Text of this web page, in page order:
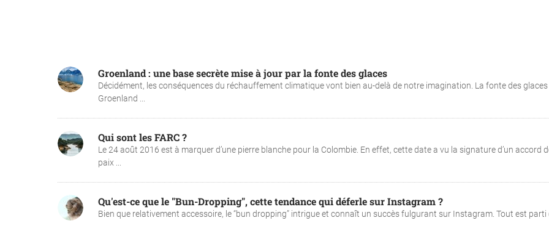
Groenland : une base secrète mise à jour par la fonte des glaces
Décidément, les conséquences du réchauffement climatique vont bien au-delà de notre imagination. La fonte des glaces
Groenland ...
Qui sont les FARC ?
Le 24 août 2016 est à marquer d’une pierre blanche pour la Colombie. En effet, cette date a vu la signature d’un accord
paix ...
Qu'est-ce que le "Bun-Dropping", cette tendance qui déferle sur Instagram ?
Bien que relativement accessoire, le “bun dropping” intrigue et connaît un succès fulgurant sur Instagram. Tout est parti